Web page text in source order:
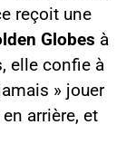
reçoit une
Globes à
elle confie à
» jouer
arrière, et